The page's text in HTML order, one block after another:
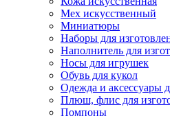
Мех искусственный
Миниатюры
Наборы для
Наполнитель для
Носы для игрушек
Обувь для кукол
Одежда и аксессуары
Плюш, флис для
Помпоны